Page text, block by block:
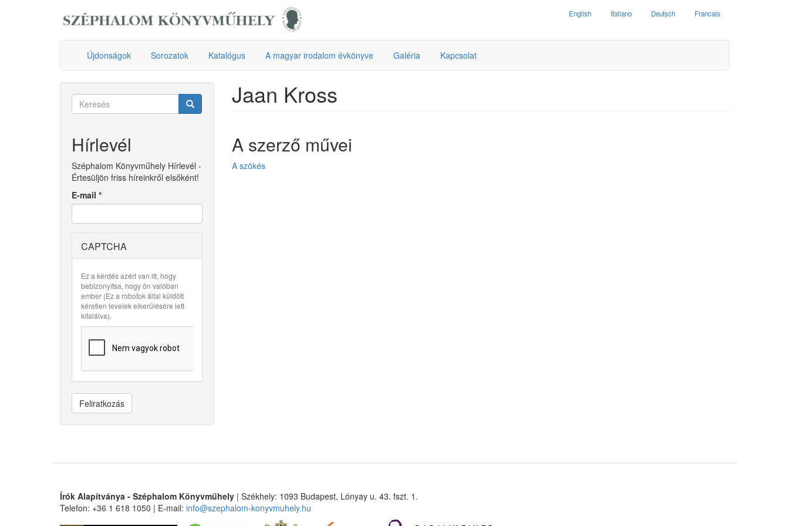
English Italiano Deutsch Francais
Újdonságok Sorozatok Katalógus A magyar irodalom évkönyve Galéria Kapcsolat
Keresés
Hírlevél
Széphalom Könyvműhely Hírlevél -
Értesüljön friss híreinkről elsőként!
E-mail *
CAPTCHA
Ez a kérdés azért van itt, hogy
bebizonyítsa, hogy ön valóban
ember (Ez a robotok által küldött
kéretlen levelek elkerülésére lett
kitalálva).
Feliratkozás
Jaan Kross
A szerző művei
A szökés
Írók Alapítványa - Széphalom Könyvműhely | Székhely: 1093 Budapest, Lónyay u. 43. fszt. 1.
Telefon: +36 1 618 1050 | E-mail: info@szephalom-konyvmuhely.hu